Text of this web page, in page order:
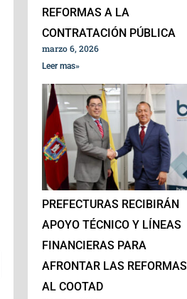
REFORMAS A LA
CONTRATACIÓN PÚBLICA
marzo 6, 2026
Leer mas»
PREFECTURAS RECIBIRÁN
APOYO TÉCNICO Y LÍNEAS
FINANCIERAS PARA
AFRONTAR LAS REFORMAS
AL COOTAD